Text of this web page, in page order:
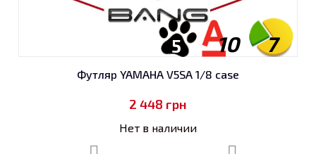
7
10
5
Футляр YAMAHA V5SA 1/8 case
2 448 грн
Нет в наличии